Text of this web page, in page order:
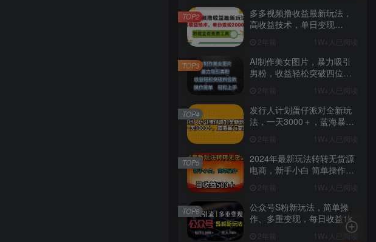
多多视频撸收益最新玩法，
高收益技术，单日变现
2年前 1W+人已阅读
TOP2
AI制作美女图片，暴力吸引
男粉，收益轻松突破四位
2年前 1W+人已阅读
TOP3
发行人计划蛋仔派对全新玩
法，一天3000＋，蓝海暴力
2年前 1W+人已阅读
TOP4
2024年最新玩法转转无货源
电商，新手小白 简单操作，
2年前 1W+人已阅读
TOP5
公众号S粉新玩法，简单操
作、多重变现，每日收益1k
2年前 1W+人已阅读
TOP6